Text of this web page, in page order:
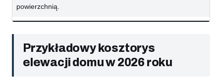
powierzchnią.
Przykładowy kosztorys
elewacji domu w 2026 roku